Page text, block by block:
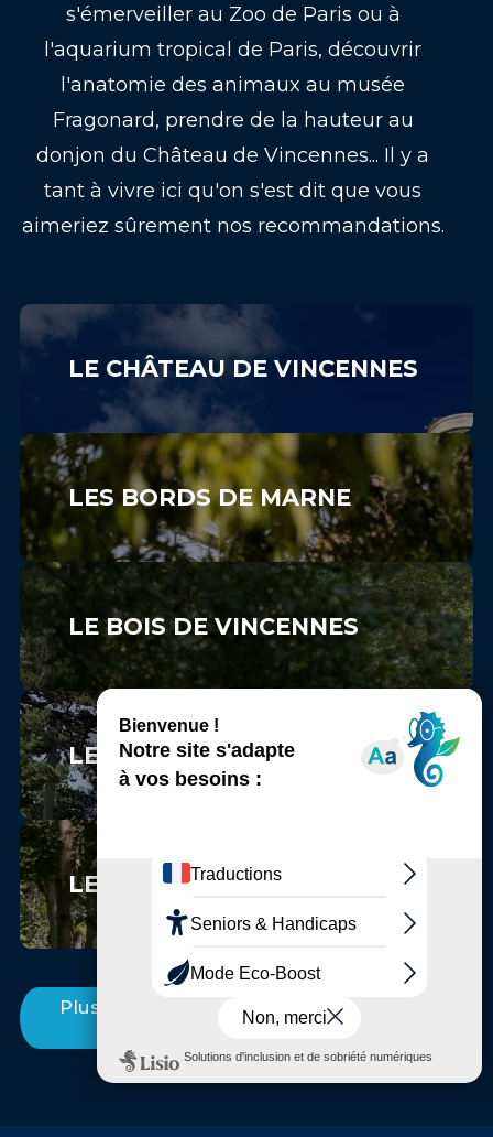
s'émerveiller au Zoo de Paris ou à
l'aquarium tropical de Paris, découvrir
l'anatomie des animaux au musée
Fragonard, prendre de la hauteur au
donjon du Château de Vincennes... Il y a
tant à vivre ici qu'on s'est dit que vous
aimeriez sûrement nos recommandations.
LE CHÂTEAU DE VINCENNES
LES BORDS DE MARNE
LE BOIS DE VINCENNES
LE PARC FLORAL DE PARIS
LE BOIS SAINT-MARTIN
Plus d'Incontournables entre Marne et
Bois